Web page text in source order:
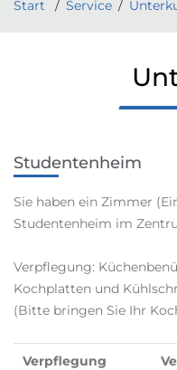
Start Service
Studentenheim
Sie haben ein Zimmer
Studentenheim im
Verpflegung:
Kochplatten und
(Bitte bringen Sie Ihr
Verpflegung